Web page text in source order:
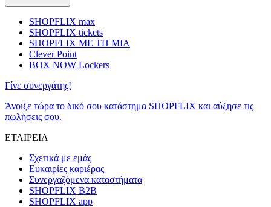
SHOPFLIX max
SHOPFLIX tickets
SHOPFLIX ΜΕ ΤΗ ΜΙΑ
Clever Point
BOX NOW Lockers
Γίνε συνεργάτης!
Άνοιξε τώρα το δικό σου κατάστημα SHOPFLIX και αύξησε τις
πωλήσεις σου.
ΕΤΑΙΡΕΙΑ
Σχετικά με εμάς
Ευκαιρίες καριέρας
Συνεργαζόμενα καταστήματα
SHOPFLIX B2B
SHOPFLIX app